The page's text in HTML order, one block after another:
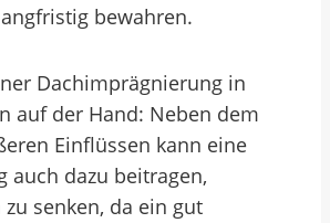
bewahren.
Dachimprägnierung in
auf der Hand: Neben dem
Einflüssen kann eine
auch dazu beitragen,
senken, da ein gut